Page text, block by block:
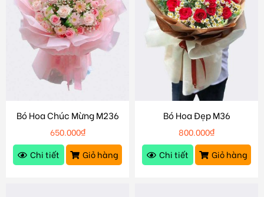
Bó Hoa Chúc Mừng M236
650.000₫
Chi tiết
Giỏ hàng
Bó Hoa Đẹp M36
800.000₫
Chi tiết
Giỏ hàng